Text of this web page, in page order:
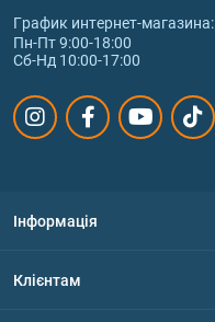
График интернет‑магазина:
Пн-Пт 9:00-18:00
Сб-Нд 10:00-17:00
Інформація
Клієнтам